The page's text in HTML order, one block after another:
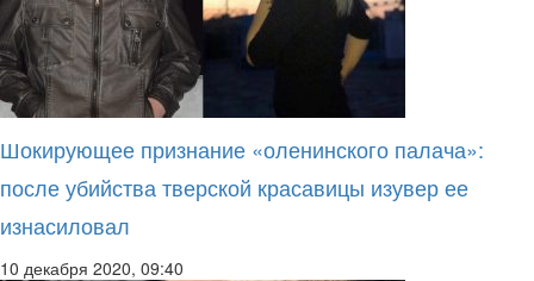
Шокирующее признание «оленинского палача»:
после убийства тверской красавицы изувер ее
изнасиловал
10 декабря 2020, 09:40